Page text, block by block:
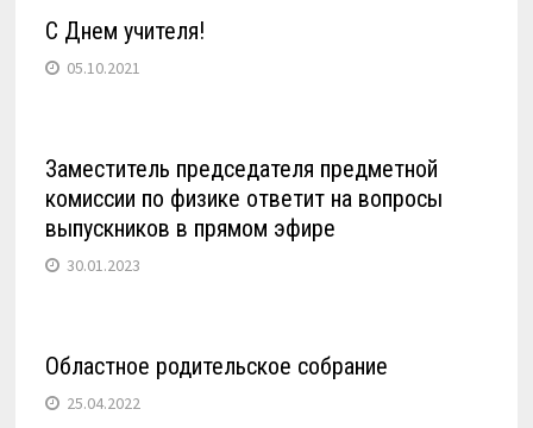
С Днем учителя!
05.10.2021
Заместитель председателя предметной
комиссии по физике ответит на вопросы
выпускников в прямом эфире
30.01.2023
Областное родительское собрание
25.04.2022